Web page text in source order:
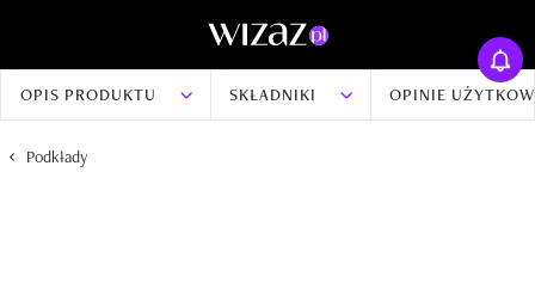
OPIS PRODUKTU SKŁADNIKI OPINIE
Podkłady